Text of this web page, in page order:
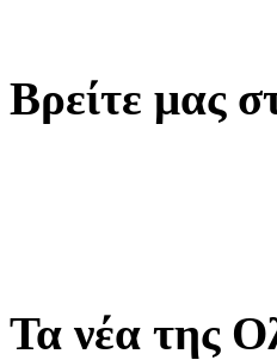
Βρείτε μας
Τα νέα της